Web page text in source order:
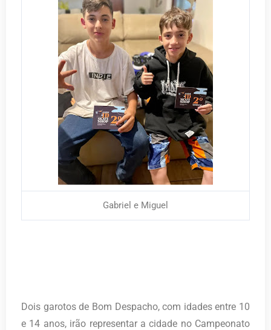
Gabriel e Miguel
Dois garotos de Bom Despacho, com idades entre 10
e 14 anos, irão representar a cidade no Campeonato